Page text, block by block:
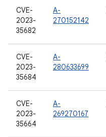
CVE-
2023-
35682
A-
270152142
CVE-
2023-
35684
A-
280633699
CVE-
2023-
35664
A-
269270167